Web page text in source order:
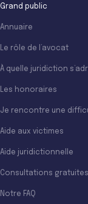
Grand public
Annuaire
Le rôle de l’avocat
À quelle juridiction
Les honoraires
Je rencontre une
Aide aux victimes
Aide juridictionnelle
Consultations gratuites
Notre FAQ